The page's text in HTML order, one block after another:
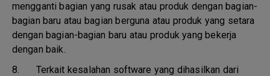
mengganti bagian yang rusak atau produk dengan bagian-
bagian baru atau bagian berguna atau produk yang setara
dengan bagian-bagian baru atau produk yang bekerja
dengan baik.
8. Terkait kesalahan software yang dihasilkan dari